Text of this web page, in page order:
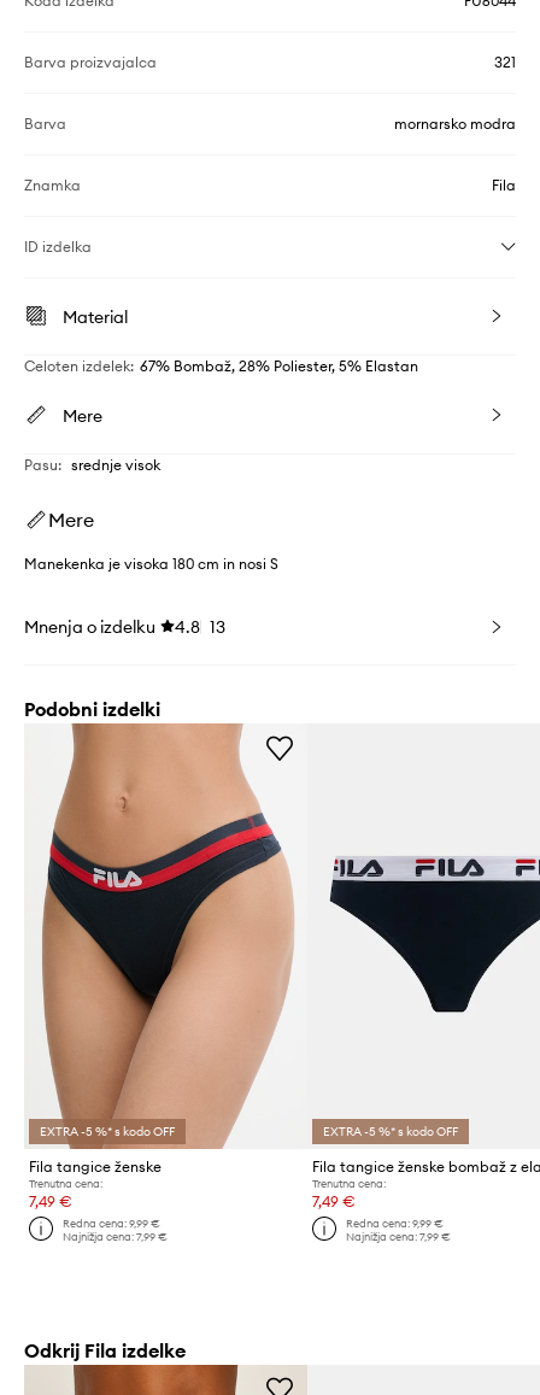
Barva proizvajalca 321
Barva mornarsko modra
Znamka Fila
ID izdelka
Material
Celoten izdelek: 67% Bombaž, 28% Poliester, 5% Elastan
Mere
Pasu: srednje visok
Mere
Manekenka je visoka 180 cm in nosi S
Mnenja o izdelku 4.8 13
Podobni izdelki
EXTRA -5 %* s kodo OFF
Fila tangice ženske
Trenutna cena:
7,49 €
Redna cena:9,99 €
Najnižja cena:7,99 €
EXTRA -5 %* s kodo OFF
Trenutna cena:
7,49 €
Redna cena: 9,99 €
Najnižja cena: 7,99 €
Odkrij Fila izdelke